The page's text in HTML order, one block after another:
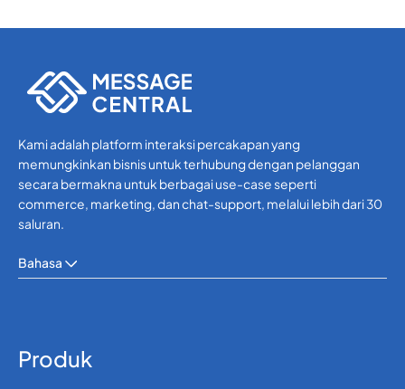
Kami adalah platform interaksi percakapan yang
memungkinkan bisnis untuk terhubung dengan pelanggan
secara bermakna untuk berbagai use-case seperti
commerce, marketing, dan chat-support, melalui lebih dari 30
saluran.
Bahasa
Produk